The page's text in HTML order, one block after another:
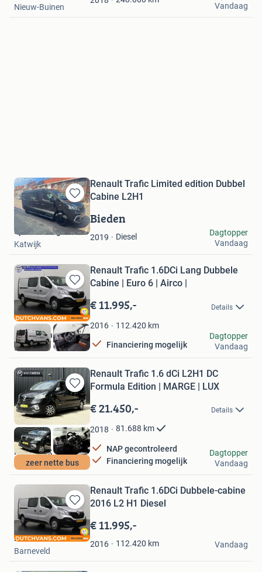
Nieuw-Buinen
Vandaag
Bewaren
in
Mijn
Favorieten
Renault Trafic Limited edition Dubbel
Cabine L2H1
Bieden
2019 Diesel
Sporttrading
Katwijk
Dagtopper
Vandaag
Bewaren
in
Mijn
Favorieten
Renault Trafic 1.6DCi Lang Dubbele
Cabine | Euro 6 | Airco |
€ 11.995,- Details
2016 112.420 km
Financiering mogelijk
DUTCH Vans
Barneveld
Dagtopper
Vandaag
Bewaren
in
Mijn
Favorieten
zeer nette bus
Renault Trafic 1.6 dCi L2H1 DC
Formula Edition | MARGE | LUX
€ 21.450,- Details
2018 81.688 km
NAP gecontroleerd
Financiering mogelijk
Multimerk
Drachten
Dagtopper
Vandaag
Bewaren
in
Mijn
Favorieten
Renault Trafic 1.6DCi Dubbele-cabine
2016 L2 H1 Diesel
€ 11.995,-
2016 112.420 km
Dutchvans.com
Barneveld
Vandaag